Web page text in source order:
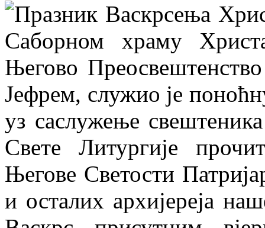
Празник Васкрсења
Саборном храму
Његово
Јефрем, служио је
уз саслужење
Свете Литургије
Његове Светости
и осталих архијереја